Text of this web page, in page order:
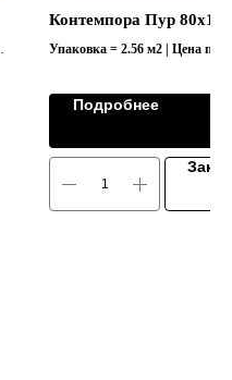
Контемпора Пур 80х160
Упаковка = 2.56 м2 | Цена по
Подробнее